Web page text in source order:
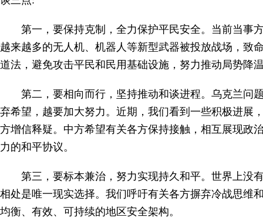
第一，要保持克制，全力保护平民安全。当前当事
越来越多的无人机、机器人等新型武器被投放战场，致
道法，避免攻击平民和民用基础设施，努力推动局势降
第二，要相向而行，坚持推动和谈进程。乌克兰问
弃希望，越要加大努力。近期，我们看到一些积极进展
方增信释疑。中方希望有关各方保持接触，相互展现政
力的和平协议。
第三，要标本兼治，努力实现持久和平。世界上没
相处是唯一现实选择。我们呼吁有关各方摒弃冷战思维
均衡、有效、可持续的地区安全架构。